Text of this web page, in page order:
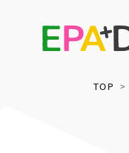
TOP